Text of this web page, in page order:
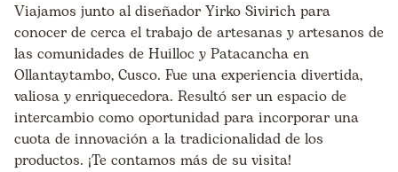
Viajamos junto al diseñador Yirko Sivirich para
conocer de cerca el trabajo de artesanas y artesanos de
las comunidades de Huilloc y Patacancha en
Ollantaytambo, Cusco. Fue una experiencia divertida,
valiosa y enriquecedora. Resultó ser un espacio de
intercambio como oportunidad para incorporar una
cuota de innovación a la tradicionalidad de los
productos. ¡Te contamos más de su visita!